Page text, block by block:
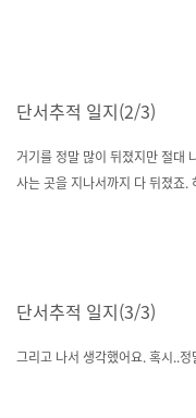
단서추적 일지(2/3)
거기를 정말 많이 뒤졌지만 절대
사는 곳을 지나서까지 다 뒤졌죠.
단서추적 일지(3/3)
그리고 나서 생각했어요. 혹시..